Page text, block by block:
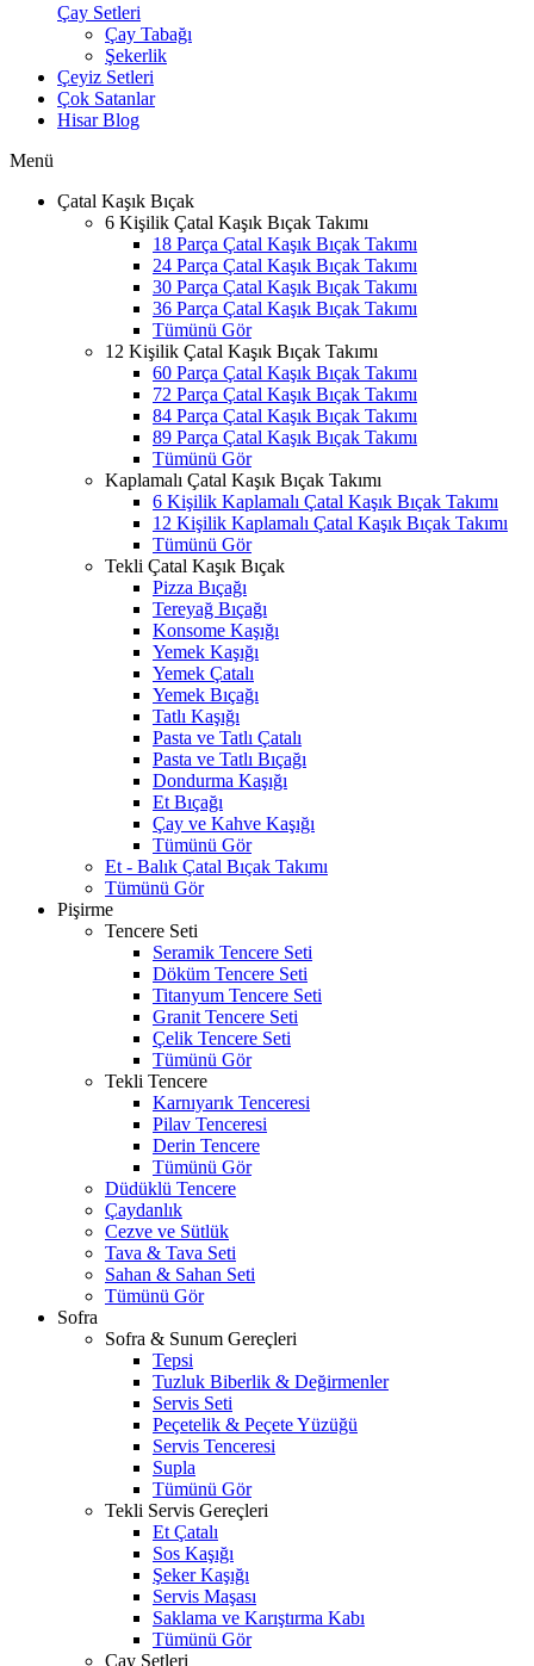
Çay Setleri
Çay Tabağı
Şekerlik
Çeyiz Setleri
Çok Satanlar
Hisar Blog
Menü
Çatal Kaşık Bıçak
6 Kişilik Çatal Kaşık Bıçak Takımı
18 Parça Çatal Kaşık Bıçak Takımı
24 Parça Çatal Kaşık Bıçak Takımı
30 Parça Çatal Kaşık Bıçak Takımı
36 Parça Çatal Kaşık Bıçak Takımı
Tümünü Gör
12 Kişilik Çatal Kaşık Bıçak Takımı
60 Parça Çatal Kaşık Bıçak Takımı
72 Parça Çatal Kaşık Bıçak Takımı
84 Parça Çatal Kaşık Bıçak Takımı
89 Parça Çatal Kaşık Bıçak Takımı
Tümünü Gör
Kaplamalı Çatal Kaşık Bıçak Takımı
6 Kişilik Kaplamalı Çatal Kaşık Bıçak Takımı
12 Kişilik Kaplamalı Çatal Kaşık Bıçak Takımı
Tümünü Gör
Tekli Çatal Kaşık Bıçak
Pizza Bıçağı
Tereyağ Bıçağı
Konsome Kaşığı
Yemek Kaşığı
Yemek Çatalı
Yemek Bıçağı
Tatlı Kaşığı
Pasta ve Tatlı Çatalı
Pasta ve Tatlı Bıçağı
Dondurma Kaşığı
Et Bıçağı
Çay ve Kahve Kaşığı
Tümünü Gör
Et - Balık Çatal Bıçak Takımı
Tümünü Gör
Pişirme
Tencere Seti
Seramik Tencere Seti
Döküm Tencere Seti
Titanyum Tencere Seti
Granit Tencere Seti
Çelik Tencere Seti
Tümünü Gör
Tekli Tencere
Karnıyarık Tenceresi
Pilav Tenceresi
Derin Tencere
Tümünü Gör
Düdüklü Tencere
Çaydanlık
Cezve ve Sütlük
Tava & Tava Seti
Sahan & Sahan Seti
Tümünü Gör
Sofra
Sofra & Sunum Gereçleri
Tepsi
Tuzluk Biberlik & Değirmenler
Servis Seti
Peçetelik & Peçete Yüzüğü
Servis Tenceresi
Supla
Tümünü Gör
Tekli Servis Gereçleri
Et Çatalı
Sos Kaşığı
Şeker Kaşığı
Servis Maşası
Saklama ve Karıştırma Kabı
Tümünü Gör
Çay Setleri